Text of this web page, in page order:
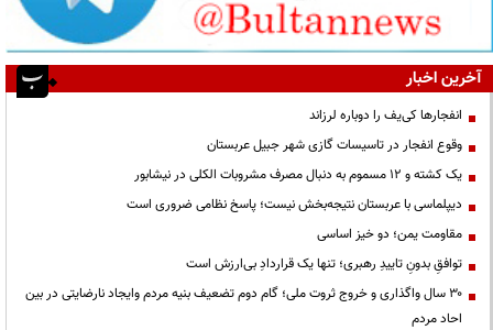
آخرین اخبار
انفجارها کی‌یف را دوباره لرزاند
وقوع انفجار در تاسیسات گازی شهر جبیل عربستان
یک کشته و ۱۲ مسموم به دنبال مصرف مشروبات الکلی در نیشابور
دیپلماسی با عربستان نتیجه‌بخش نیست؛ پاسخ نظامی ضروری است
مقاومت یمن؛ دو خیز اساسی
توافقِ بدونِ تاییدِ رهبری؛ تنها یک قراردادِ بی‌ارزش است
۳۰ سال واگذاری و خروج ثروت ملی؛ گام دوم تضعیف بنیه مردم وایجاد نارضایتی در بین
احاد مردم